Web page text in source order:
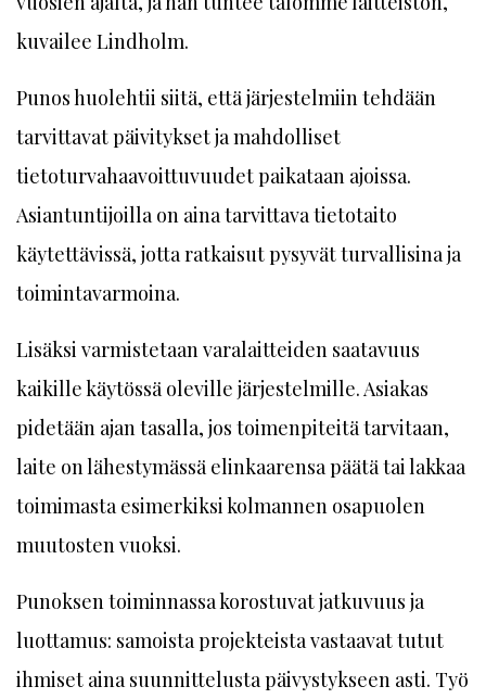
kuvailee Lindholm.
Punos huolehtii siitä, että järjestelmiin tehdään
tarvittavat päivitykset ja mahdolliset
tietoturvahaavoittuvuudet paikataan ajoissa.
Asiantuntijoilla on aina tarvittava tietotaito
käytettävissä, jotta ratkaisut pysyvät turvallisina ja
toimintavarmoina.
Lisäksi varmistetaan varalaitteiden saatavuus
kaikille käytössä oleville järjestelmille. Asiakas
pidetään ajan tasalla, jos toimenpiteitä tarvitaan,
laite on lähestymässä elinkaarensa päätä tai lakkaa
toimimasta esimerkiksi kolmannen osapuolen
muutosten vuoksi.
Punoksen toiminnassa korostuvat jatkuvuus ja
luottamus: samoista projekteista vastaavat tutut
ihmiset aina suunnittelusta päivystykseen asti. Työ